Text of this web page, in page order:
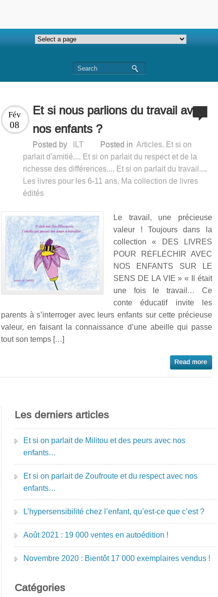
Et si nous parlions du travail avec
nos enfants ?
Fév
08
Posted by ILT Posted in Articles, Et si on
parlait d'amitié..., Et si on parlait du respect et de la
richesse des différences..., Et si on parlait du travail...,
Les livres pour les 6-11 ans, Ma collection de livres
édités
Le travail, une précieuse
valeur ! Toujours dans la
collection « DES LIVRES
POUR RÉFLÉCHIR AVEC
NOS ENFANTS SUR LE
SENS DE LA VIE » « Il était
une fois le travail… Ce
conte éducatif invite les
parents à s’interroger avec leurs enfants sur cette précieuse
valeur, en faisant la connaissance d’une abeille qui passe
tout son temps […]
Les derniers articles
Et si on parlait de Militou et des peurs avec nos
enfants…
Et si on parlait de Zoufroute et du respect avec nos
enfants…
L’hypersensibilité chez l’enfant, qu’est-ce que c’est ?
Août 2021 : 19 000 ventes en autoédition !
Novembre 2020 : Bientôt 17 000 exemplaires vendus !
Catégories